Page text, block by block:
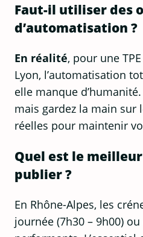
Faut-il utiliser des
d’automatisation ?
En réalité, pour une
Lyon, l’automatisation
elle manque
mais gardez la main sur
réelles pour maintenir
Quel est le
publier ?
En Rhône-Alpes, les
journée (7h30 – 9h00)